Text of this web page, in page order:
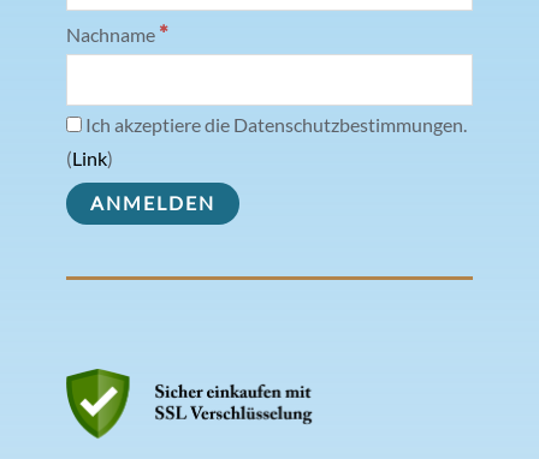
Nachname *
Ich akzeptiere die Datenschutzbestimmungen.
(Link)